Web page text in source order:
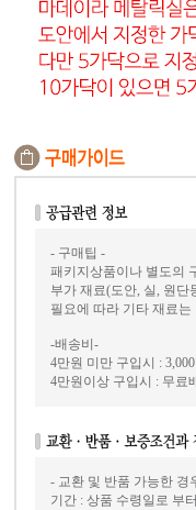
- 구매팁 -
패키지상품이나 별도의
부가 재료(도안, 실, 원단
필요에 따라 기타 재료
-배송비-
4만원 미만 구입시 : 3,000
4만원이상 구입시 : 무료
- 교환 및 반품 가능한 경
기간 : 상품 수령일로 부